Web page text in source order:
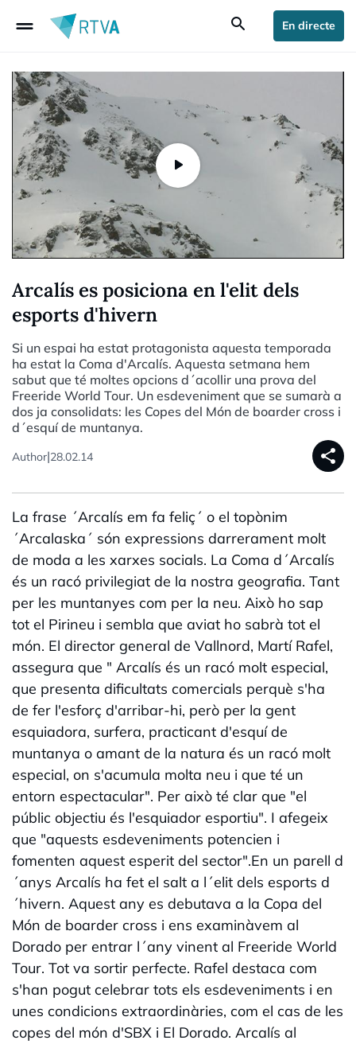
drag_handle search En directe
Arcalís es posiciona en l'elit dels
esports d'hivern
Si un espai ha estat protagonista aquesta temporada
ha estat la Coma d'Arcalís. Aquesta setmana hem
sabut que té moltes opcions d´acollir una prova del
Freeride World Tour. Un esdeveniment que se sumarà a
dos ja consolidats: les Copes del Món de boarder cross i
d´esquí de muntanya.
Author|28.02.14 share
La frase ´Arcalís em fa feliç´ o el topònim
´Arcalaska´ són expressions darrerament molt
de moda a les xarxes socials. La Coma d´Arcalís
és un racó privilegiat de la nostra geografia. Tant
per les muntanyes com per la neu. Això ho sap
tot el Pirineu i sembla que aviat ho sabrà tot el
món. El director general de Vallnord, Martí Rafel,
assegura que " Arcalís és un racó molt especial,
que presenta dificultats comercials perquè s'ha
de fer l'esforç d'arribar-hi, però per la gent
esquiadora, surfera, practicant d'esquí de
muntanya o amant de la natura és un racó molt
especial, on s'acumula molta neu i que té un
entorn espectacular". Per això té clar que "el
públic objectiu és l'esquiador esportiu". I afegeix
que "aquests esdeveniments potencien i
fomenten aquest esperit del sector".En un parell d
´anys Arcalís ha fet el salt a l´elit dels esports d
´hivern. Aquest any es debutava a la Copa del
Món de boarder cross i ens examinàvem al
Dorado per entrar l´any vinent al Freeride World
Tour. Tot va sortir perfecte. Rafel destaca com
s'han pogut celebrar tots els esdeveniments i en
unes condicions extraordinàries, com el cas de les
copes del món d'SBX i El Dorado. Arcalís al